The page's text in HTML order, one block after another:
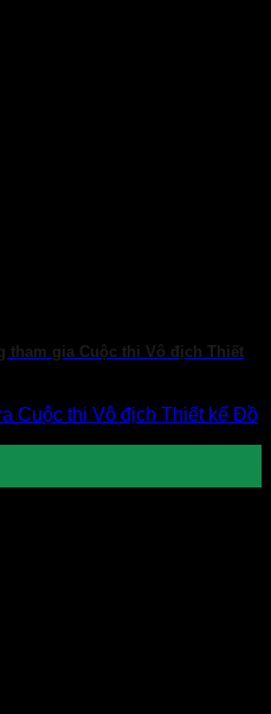
tham gia Cuộc thi Vô địch Thiết
Cuộc thi Vô địch Thiết kế Đồ